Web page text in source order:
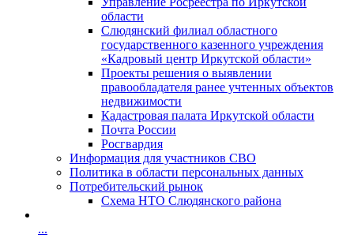
области
Слюдянский филиал областного
государственного казенного учреждения
«Кадровый центр Иркутской области»
Проекты решения о выявлении
правообладателя ранее учтенных объектов
недвижимости
Кадастровая палата Иркутской области
Почта России
Росгвардия
Информация для участников СВО
Политика в области персональных данных
Потребительский рынок
Схема НТО Слюдянского района
...